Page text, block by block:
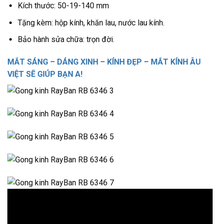
Kích thước: 50-19-140 mm
Tặng kèm: hộp kính, khăn lau, nước lau kính.
Bảo hành sửa chữa: trọn đời.
MẮT SÁNG – DÁNG XINH – KÍNH ĐẸP – MẮT KÍNH ÂU
VIỆT SẼ GIÚP BẠN A!